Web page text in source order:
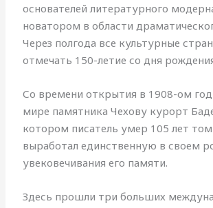
основателей литературного
новатором в области
Через полгода все культурные
отмечать 150-летие со дня
Со времени открытия в 1908-ом
мире памятника Чехову курорт
котором писатель умер 105 лет
выработал единственную в своем
увековечивания его памяти.
Здесь прошли три больших